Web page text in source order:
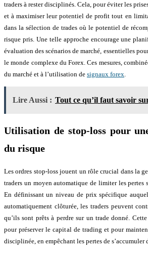
traders à rester disciplinés. Cela, pour éviter les
et à maximiser leur potentiel de profit tout en
dans la sélection de trades où le potentiel de
risque pris. Une telle approche encourage une
évaluation des scénarios de marché, essentielles
le monde complexe du Forex. Ces mesures,
du marché et à l’utilisation de signaux forex.
Lire Aussi : Tout ce qu’il faut savoir
Utilisation de stop-loss pour
du risque
Les ordres stop-loss jouent un rôle crucial dans la
traders un moyen automatique de limiter les pertes
En définissant un niveau de prix spécifique
automatiquement clôturée, les traders peuvent
qu’ils sont prêts à perdre sur un trade donné.
pour préserver le capital de trading et pour
disciplinée, en empêchant les pertes de